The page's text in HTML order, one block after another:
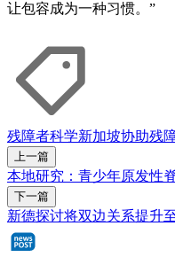
让包容成为一种习惯。”
残障者科学新加坡协助残
上一篇
本地研究：青少年原发性
下一篇
新德探讨将双边关系提升